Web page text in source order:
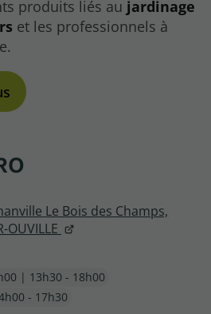
produits liés au jardinage
et les professionnels à
Le Bois des Champs,
OUVILLE
| 13h30 - 18h00
- 17h30